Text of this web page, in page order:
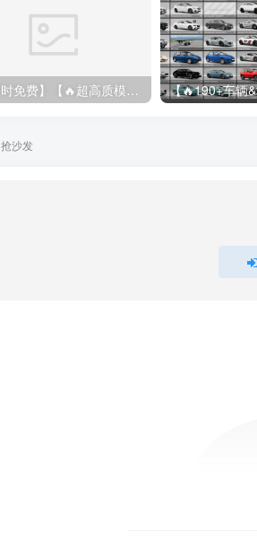
【🔥限时免费】【🔥超高质模组】2022 奥迪 A4/S4/RS4 Avant 2.61
抢沙发